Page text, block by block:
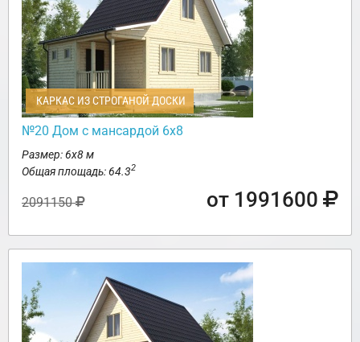
КАРКАС ИЗ СТРОГАНОЙ ДОСКИ
№20 Дом с мансардой 6х8
Размер: 6х8 м
Общая площадь: 64.32
2091150 от 1991600